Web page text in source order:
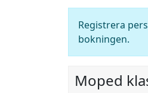
Registrera
bokningen.
Moped